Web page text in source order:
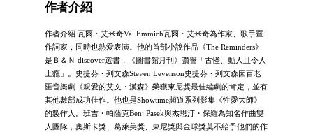
作者介紹
作者介紹 瓦爾・艾米奇Val Emmich瓦爾・艾米奇為作家、歌手暨
作詞家，同時也熱愛表演。他的首部小說作品《The Reminders》
是Ｂ＆Ｎ discover選書，《圖書館月刊》讚譽「古怪、動人且令人
上癮」。史提芬・列文森Steven Levenson史提芬・列文森因百老
匯音樂劇《親愛的艾文・漢森》榮獲東尼獎最佳編劇的肯定，並有
其他數部成功佳作。他也是Showtime頻道系列影集《性愛大師》
的製作人。班吉・帕薩克Benj Pasek與杰思汀・保羅為知名作曲雙
人團隊，奧斯卡獎、葛萊美獎、東尼獎與金球獎莫不給予他們的作